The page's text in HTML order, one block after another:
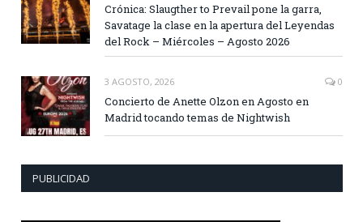
Crónica: Slaugther to Prevail pone la garra,
Savatage la clase en la apertura del Leyendas
del Rock – Miércoles – Agosto 2026
3 AGOSTO, 2026 0
Concierto de Anette Olzon en Agosto en
Madrid tocando temas de Nightwish
PUBLICIDAD